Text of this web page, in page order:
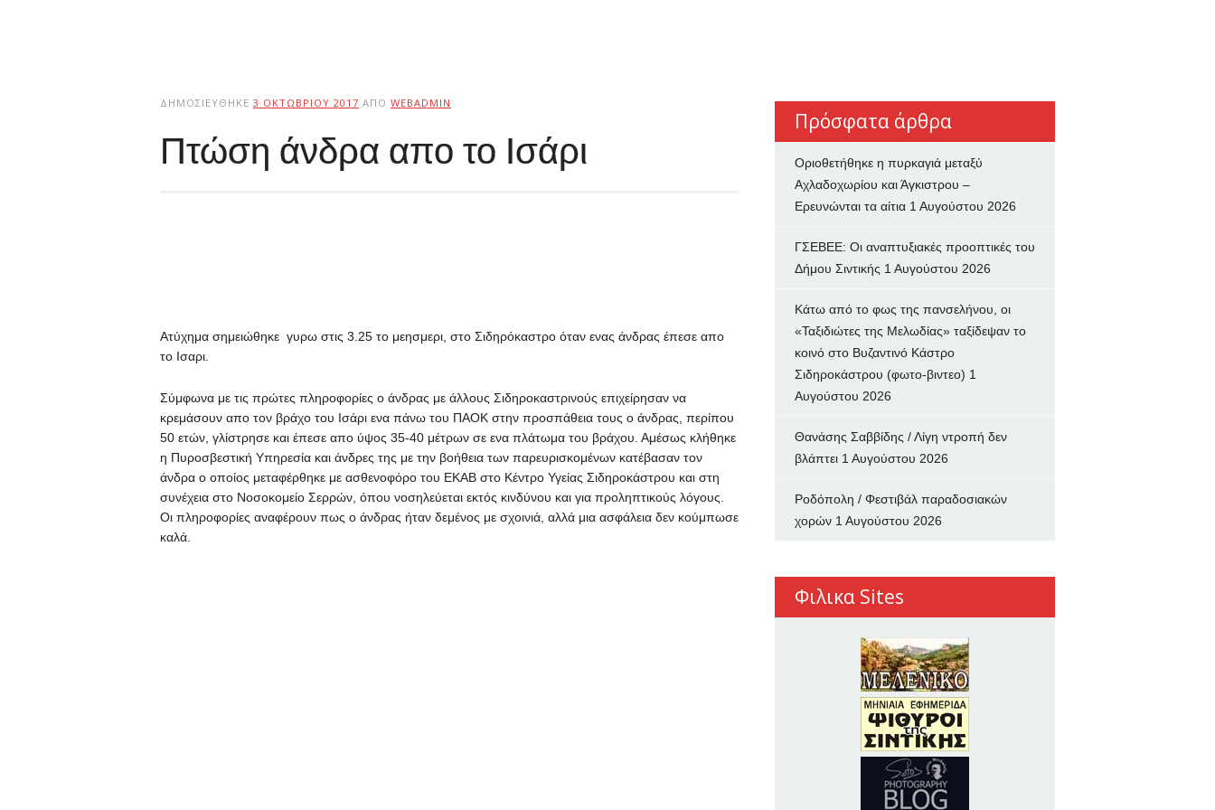
ΔΗΜΟΣΙΕΎΘΗΚΕ 3 ΟΚΤΩΒΡΊΟΥ 2017 ΑΠΌ WEBADMIN
Πτώση άνδρα απο το Ισάρι
Ατύχημα σημειώθηκε γυρω στις 3.25 το μεησμερι, στο Σιδηρόκαστρο όταν ενας άνδρας έπεσε απο
το Ισαρι.
Σύμφωνα με τις πρώτες πληροφορίες ο άνδρας με άλλους Σιδηροκαστρινούς επιχείρησαν να
κρεμάσουν απο τον βράχο του Ισάρι ενα πάνω του ΠΑΟΚ στην προσπάθεια τους ο άνδρας, περίπου
50 ετών, γλίστρησε και έπεσε απο ύψος 35-40 μέτρων σε ενα πλάτωμα του βράχου. Αμέσως κλήθηκε
η Πυροσβεστική Υπηρεσία και άνδρες της με την βοήθεια των παρευρισκομένων κατέβασαν τον
άνδρα ο οποίος μεταφέρθηκε με ασθενοφόρο του ΕΚΑΒ στο Κέντρο Υγείας Σιδηροκάστρου και στη
συνέχεια στο Νοσοκομείο Σερρών, όπου νοσηλεύεται εκτός κινδύνου και για προληπτικούς λόγους.
Οι πληροφορίες αναφέρουν πως ο άνδρας ήταν δεμένος με σχοινιά, αλλά μια ασφάλεια δεν κούμπωσε
καλά.
Πρόσφατα άρθρα
Οριοθετήθηκε η πυρκαγιά μεταξύ
Αχλαδοχωρίου και Άγκιστρου –
Ερευνώνται τα αίτια 1 Αυγούστου 2026
ΓΣΕΒΕΕ: Οι αναπτυξιακές προοπτικές του
Δήμου Σιντικής 1 Αυγούστου 2026
Κάτω από το φως της πανσελήνου, οι
«Ταξιδιώτες της Μελωδίας» ταξίδεψαν το
κοινό στο Βυζαντινό Κάστρο
Σιδηροκάστρου (φωτο-βιντεο) 1
Αυγούστου 2026
Θανάσης Σαββίδης / Λίγη ντροπή δεν
βλάπτει 1 Αυγούστου 2026
Ροδόπολη / Φεστιβάλ παραδοσιακών
χορών 1 Αυγούστου 2026
Φιλικα Sites